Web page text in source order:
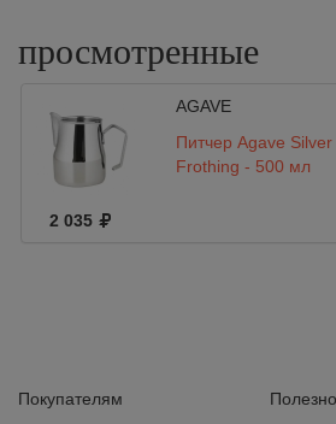
просмотренные
AGAVE
Питчер Agave Silver
Frothing - 500 мл
2 035
Покупателям